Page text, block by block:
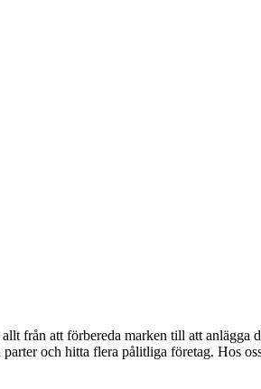
från att förbereda marken till att anlägga
och hitta flera pålitliga företag. Hos